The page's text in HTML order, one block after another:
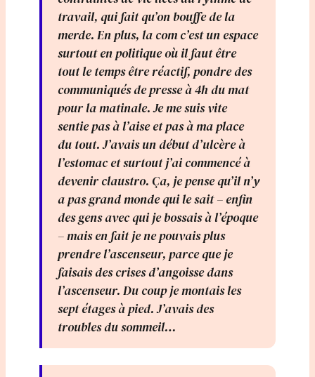
travail, qui fait qu’on bouffe de la
merde. En plus, la com c’est un espace
surtout en politique où il faut être
tout le temps être réactif, pondre des
communiqués de presse à 4h du mat
pour la matinale. Je me suis vite
sentie pas à l’aise et pas à ma place
du tout. J’avais un début d’ulcère à
l’estomac et surtout j’ai commencé à
devenir claustro. Ça, je pense qu’il n’y
a pas grand monde qui le sait – enfin
des gens avec qui je bossais à l’époque
– mais en fait je ne pouvais plus
prendre l’ascenseur, parce que je
faisais des crises d’angoisse dans
l’ascenseur. Du coup je montais les
sept étages à pied. J’avais des
troubles du sommeil…